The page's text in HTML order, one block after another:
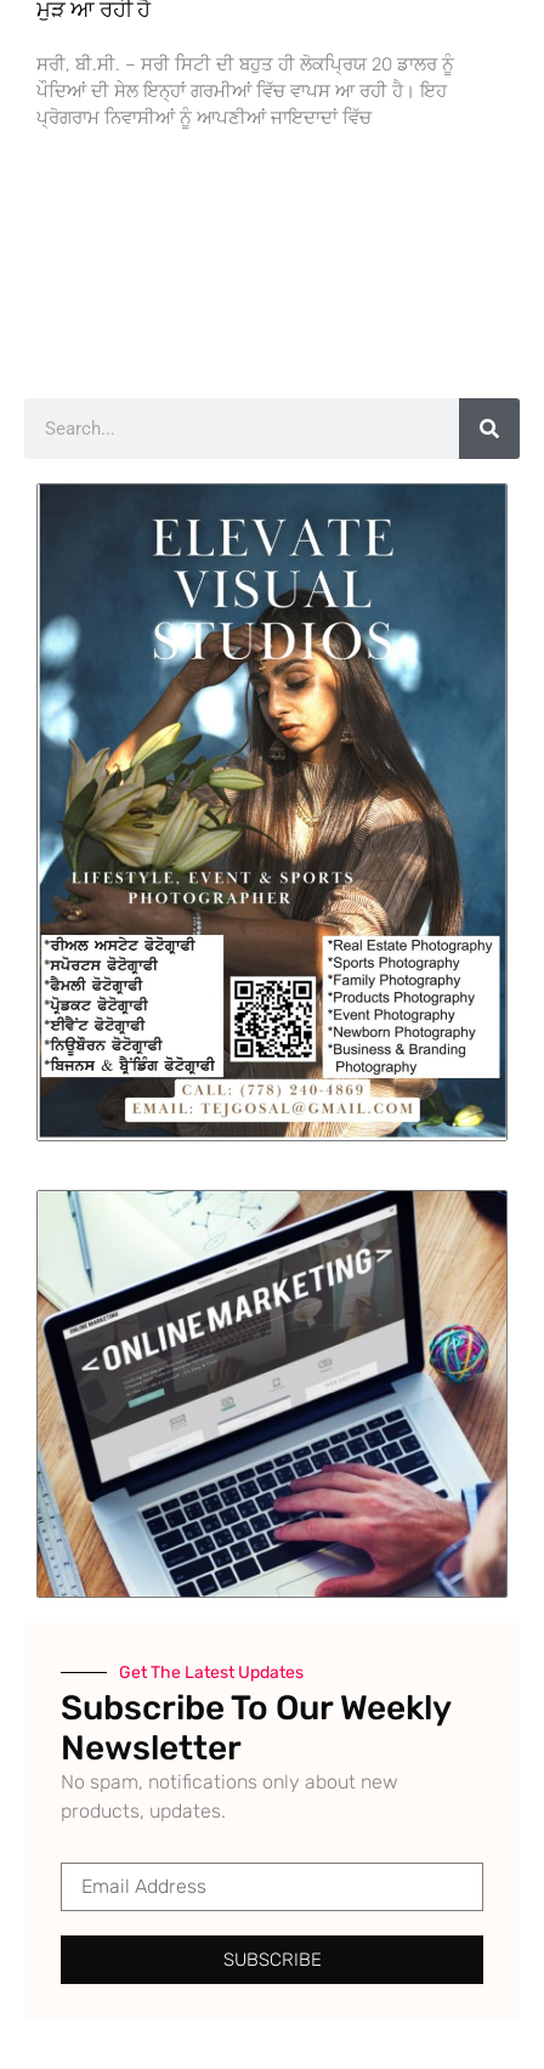
ਮੁੜ ਆ ਰਹੀ ਹੈ
ਸਰੀ, ਬੀ.ਸੀ. – ਸਰੀ ਸਿਟੀ ਦੀ ਬਹੁਤ ਹੀ ਲੋਕਪ੍ਰਿਯ 20 ਡਾਲਰ ਨੂੰ
ਪੌਦਿਆਂ ਦੀ ਸੇਲ ਇਨ੍ਹਾਂ ਗਰਮੀਆਂ ਵਿੱਚ ਵਾਪਸ ਆ ਰਹੀ ਹੈ। ਇਹ
ਪ੍ਰੋਗਰਾਮ ਨਿਵਾਸੀਆਂ ਨੂੰ ਆਪਣੀਆਂ ਜਾਇਦਾਦਾਂ ਵਿੱਚ
Get The Latest Updates
Subscribe To Our Weekly
Newsletter
No spam, notifications only about new
products, updates.
SUBSCRIBE